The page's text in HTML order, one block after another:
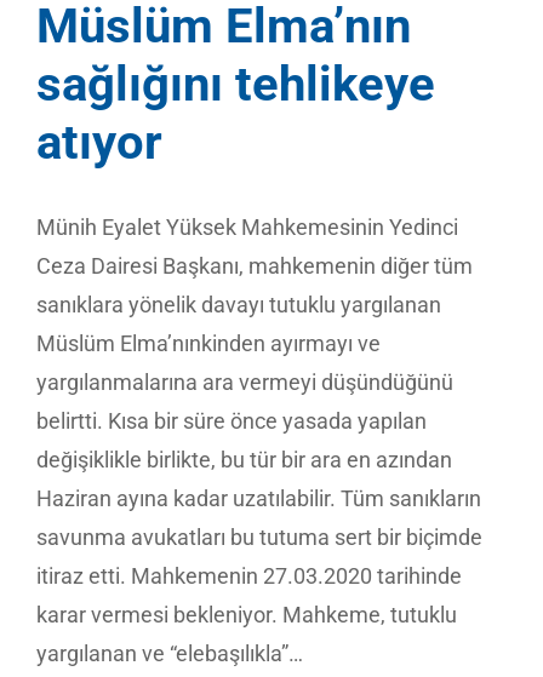
Müslüm Elma’nın
sağlığını tehlikeye
atıyor
Münih Eyalet Yüksek Mahkemesinin Yedinci
Ceza Dairesi Başkanı, mahkemenin diğer tüm
sanıklara yönelik davayı tutuklu yargılanan
Müslüm Elma’nınkinden ayırmayı ve
yargılanmalarına ara vermeyi düşündüğünü
belirtti. Kısa bir süre önce yasada yapılan
değişiklikle birlikte, bu tür bir ara en azından
Haziran ayına kadar uzatılabilir. Tüm sanıkların
savunma avukatları bu tutuma sert bir biçimde
itiraz etti. Mahkemenin 27.03.2020 tarihinde
karar vermesi bekleniyor. Mahkeme, tutuklu
yargılanan ve “elebaşılıkla”…